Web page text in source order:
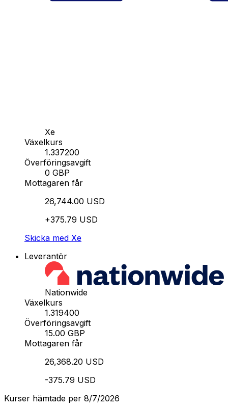
Xe
Växelkurs
1.337200
Överföringsavgift
0 GBP
Mottagaren får
26,744.00 USD
+375.79 USD
Skicka med Xe
Leverantör
Nationwide
Växelkurs
1.319400
Överföringsavgift
15.00 GBP
Mottagaren får
26,368.20 USD
-375.79 USD
Kurser hämtade per 8/7/2026